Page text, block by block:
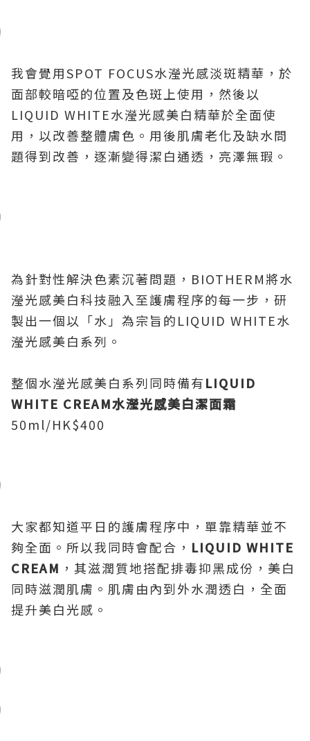
我會覺用SPOT FOCUS水瀅光感淡斑精華，於
面部較暗啞的位置及色斑上使用，然後以
LIQUID WHITE水瀅光感美白精華於全面使
用，以改善整體膚色。用後肌膚老化及缺水問
題得到改善，逐漸變得潔白通透，亮澤無瑕。
為針對性解決色素沉著問題，BIOTHERM將水
瀅光感美白科技融入至護膚程序的每一步，研
製出一個以「水」為宗旨的LIQUID WHITE水
瀅光感美白系列。
整個水瀅光感美白系列同時備有LIQUID
WHITE CREAM水瀅光感美白潔面霜
50ml/HK$400
大家都知道平日的護膚程序中，單靠精華並不
夠全面。所以我同時會配合， LIQUID WHITE
CREAM ，其滋潤質地搭配排毒抑黑成份，美白
同時滋潤肌膚。肌膚由內到外水潤透白，全面
提升美白光感。